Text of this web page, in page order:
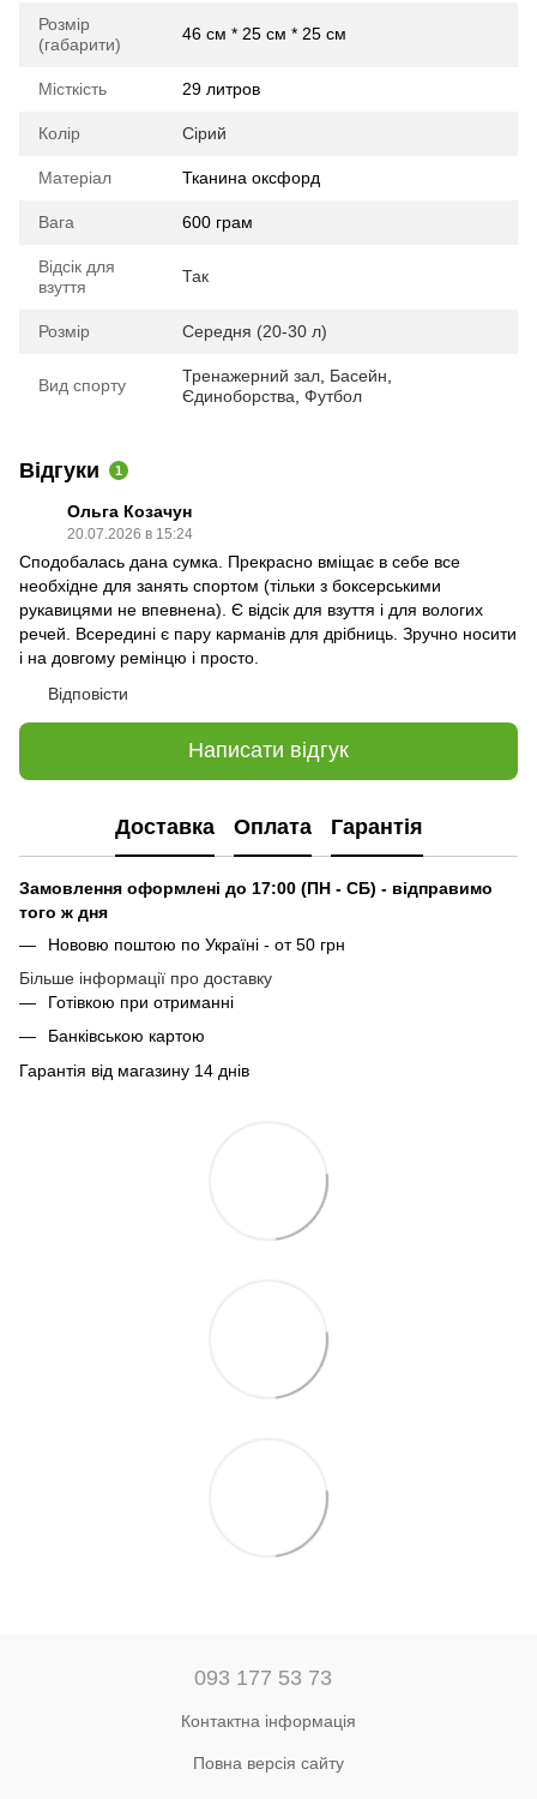
Розмір
(габарити)
46 см * 25 см * 25 см
Місткість 29 литров
Колір Сірий
Матеріал Тканина оксфорд
Вага 600 грам
Відсік для
взуття
Так
Розмір Середня (20-30 л)
Вид спорту Тренажерний зал Басейн
Єдиноборства Футбол
Відгуки 1
Ольга Козачун
20.07.2026 в 15:24
Сподобалась дана сумка. Прекрасно вміщає в себе все
необхідне для занять спортом (тільки з боксерськими
рукавицями не впевнена). Є відсік для взуття і для вологих
речей. Всередині є пару карманів для дрібниць. Зручно носити
і на довгому ремінцю і просто.
Відповісти
Написати відгук
Доставка Оплата Гарантія
Замовлення оформлені до 17:00 (ПН - СБ) - відправимо
того ж дня
Нововю поштою по Україні - от 50 грн
Більше інформації про доставку
Готівкою при отриманні
Банківською картою
Гарантія від магазину 14 днів
093 177 53 73
Контактна інформація
Повна версія сайту